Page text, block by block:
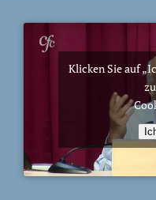
Klicken Sie auf